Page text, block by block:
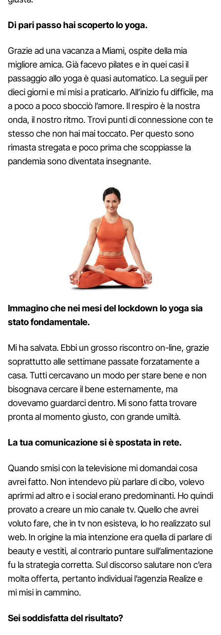
Di pari passo hai scoperto lo yoga.
Grazie ad una vacanza a Miami, ospite della mia
migliore amica. Già facevo pilates e in quei casi il
passaggio allo yoga è quasi automatico. La seguii per
dieci giorni e mi misi a praticarlo. All’inizio fu difficile, ma
a poco a poco sbocciò l’amore. Il respiro è la nostra
onda, il nostro ritmo. Trovi punti di connessione con te
stesso che non hai mai toccato. Per questo sono
rimasta stregata e poco prima che scoppiasse la
pandemia sono diventata insegnante.
Immagino che nei mesi del lockdown lo yoga sia
stato fondamentale.
Mi ha salvata. Ebbi un grosso riscontro on-line, grazie
soprattutto alle settimane passate forzatamente a
casa. Tutti cercavano un modo per stare bene e non
bisognava cercare il bene esternamente, ma
dovevamo guardarci dentro. Mi sono fatta trovare
pronta al momento giusto, con grande umiltà.
La tua comunicazione si è spostata in rete.
Quando smisi con la televisione mi domandai cosa
avrei fatto. Non intendevo più parlare di cibo, volevo
aprirmi ad altro e i social erano predominanti. Ho quindi
provato a creare un mio canale tv. Quello che avrei
voluto fare, che in tv non esisteva, lo ho realizzato sul
web. In origine la mia intenzione era quella di parlare di
beauty e vestiti, al contrario puntare sull’alimentazione
fu la strategia corretta. Sul discorso salutare non c’era
molta offerta, pertanto individuai l’agenzia Realize e
mi misi in cammino.
Sei soddisfatta del risultato?